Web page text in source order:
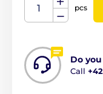
pcs
Do
Call